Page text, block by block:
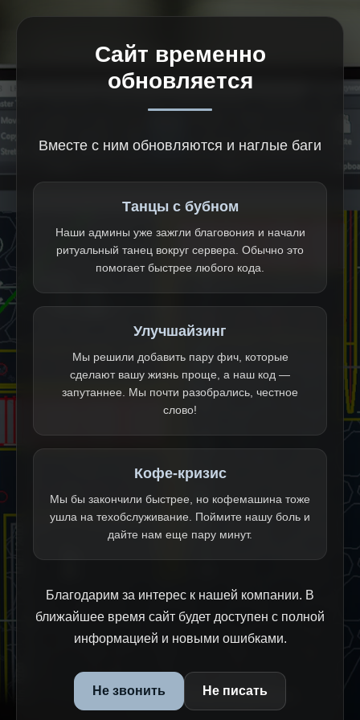
Сайт временно
обновляется
Вместе с ним обновляются и наглые баги
Танцы с бубном
Наши админы уже зажгли благовония и начали
ритуальный танец вокруг сервера. Обычно это
помогает быстрее любого кода.
Улучшайзинг
Мы решили добавить пару фич, которые
сделают вашу жизнь проще, а наш код —
запутаннее. Мы почти разобрались, честное
слово!
Кофе-кризис
Мы бы закончили быстрее, но кофемашина тоже
ушла на техобслуживание. Поймите нашу боль и
дайте нам еще пару минут.
Благодарим за интерес к нашей компании. В
ближайшее время сайт будет доступен с полной
информацией и новыми ошибками.
Не звонить Не писать